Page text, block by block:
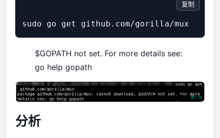
复制
$GOPATH not set. For more details see:
go help gopath
分析